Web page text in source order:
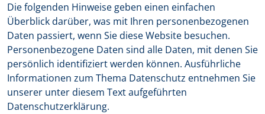
Die folgenden Hinweise geben einen einfachen
Überblick darüber, was mit Ihren personenbezogenen
Daten passiert, wenn Sie diese Website besuchen.
Personenbezogene Daten sind alle Daten, mit denen Sie
persönlich identifiziert werden können. Ausführliche
Informationen zum Thema Datenschutz entnehmen Sie
unserer unter diesem Text aufgeführten
Datenschutzerklärung.